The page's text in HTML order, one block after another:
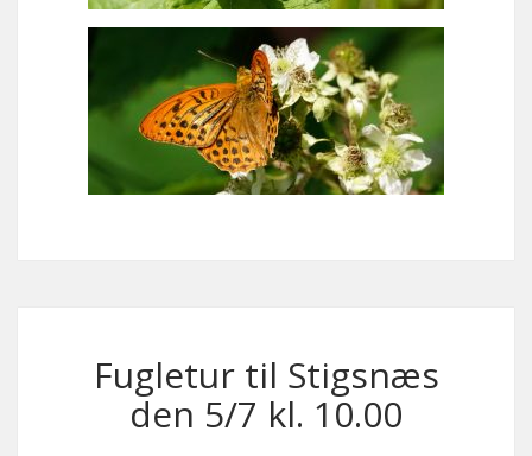
Fugletur til Stigsnæs
den 5/7 kl. 10.00